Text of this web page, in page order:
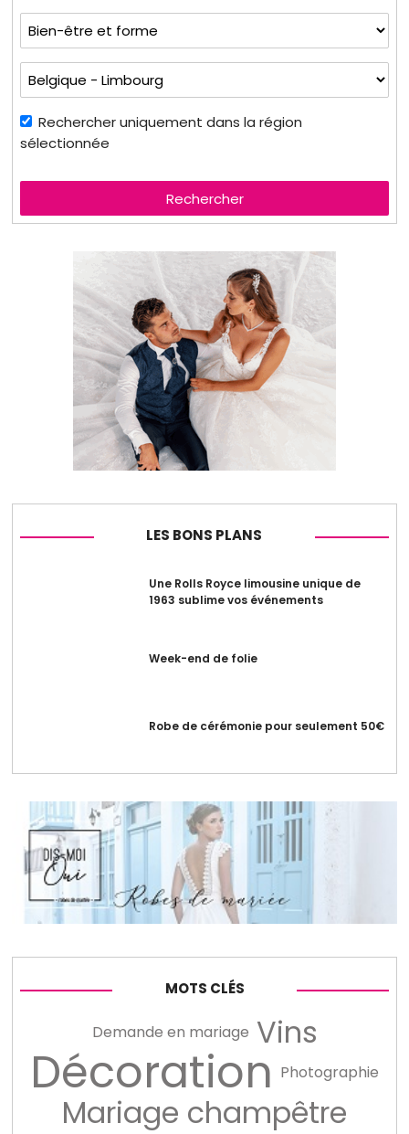
Rechercher uniquement dans la région
sélectionnée
Rechercher
LES BONS PLANS
Une Rolls Royce limousine unique de
1963 sublime vos événements
Week-end de folie
Robe de cérémonie pour seulement 50€
MOTS CLÉS
Demande en mariage Vins
Décoration Photographie
Mariage champêtre